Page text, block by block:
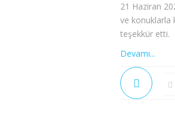
21 Haziran
ve konuklarla
teşekkür etti.
Devamı...